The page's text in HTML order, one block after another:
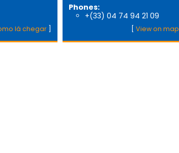
lá chegar]
Phones:
+(33) 04 74 94 21 09
View on map